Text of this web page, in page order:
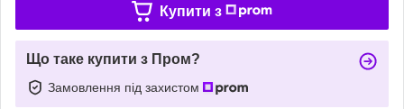
Купити з
Що таке купити з Пром?
Замовлення під захистом